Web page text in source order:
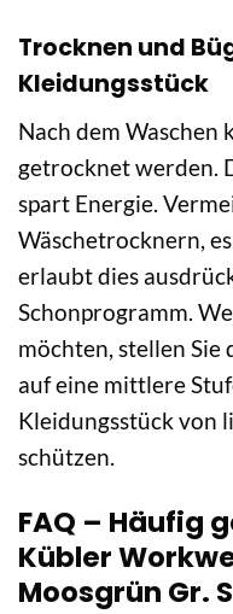
Trocknen und
Kleidungsstück
Nach dem Waschen
getrocknet werden.
spart Energie.
Wäschetrocknern,
erlaubt dies
Schonprogramm.
möchten, stellen
auf eine mittlere
Kleidungsstück von
schützen.
FAQ – Häufig
Kübler
Moosgrün Gr. S